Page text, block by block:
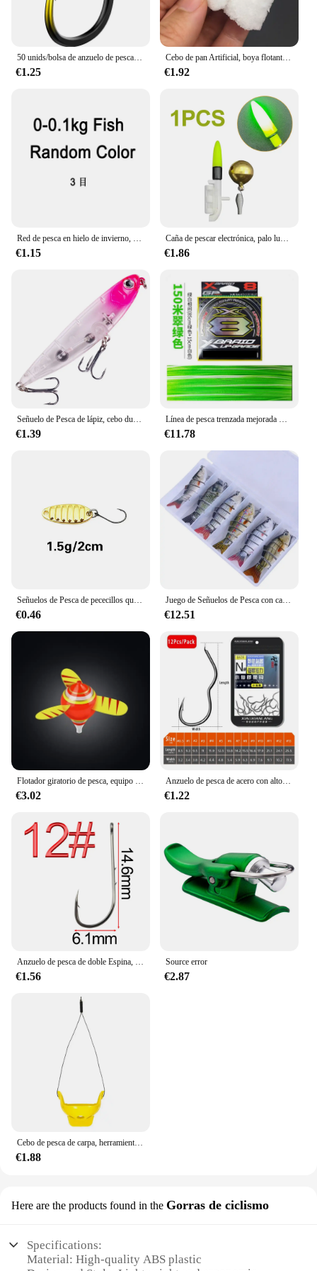
50 unids/bolsa de anzuelo de pesca de aleación de tungsteno, señuelos individuales, aparejos de pesca de carpa, anzuelos de colores con púas, accesorios de pesca
€1.25
Cebo de pan Artificial, boya flotante, señuelo de pesca de carpa, cebos de gusano, señuelos blandos de carpa, pesca gruesa, 10 Uds.
€1.92
Red de pesca en hielo de invierno, malla de trampa, Red de Cuentas luminosas, red de peces, diseño de aparejos, redes de enmalle fundidas con cordón de cobre para trampas de pesca
€1.15
Caña de pescar electrónica, palo luminoso con campana, luz LED CR425 con batería, alarma de mordida
€1.86
Señuelo de Pesca de lápiz, cebo duro de Lucio, trucha, Jerkbait, Wobbler Perch, señuelo Artificial de agua salada, 9cm, 11,6g, 1 unidad
€1.39
Línea de pesca trenzada mejorada Original YGK G-SOUL X8, línea de PE multifilamento de 8 hebras súper fuerte, 150M, 200M, Japón, 14LB, 60LB
€11.78
Señuelos de Pesca de pececillos que se hunden, cebo duro profesional, Jerkbait, Lucio, Carkbait, Wobblers, Swimbait, 52mm, 4,5g, modelo popular de Japón
€0.46
Juego de Señuelos de Pesca con caja, cebos duros articulados, Wobblers, Swimbait, Crankbait, Swim Bass, Lucio, hundimiento, 6 unidades
€12.51
Flotador giratorio de pesca, equipo de hundimiento automático de alta sensibilidad, adecuado para peces pequeños al aire libre, novedad
€3.02
Anzuelo de pesca de acero con alto contenido de carbono, anzuelo de pesca con púas afiladas, con tapa automática, accesorios de pesca de carpa, 12 unids/lote por paquete
€1.22
Anzuelo de pesca de doble Espina, anzuelo doblado, mango largo, tubo, anzuelo de pesca de mar, con anillo púa, anzuelo de boca torcida, 50 piezas
€1.56
Source error
€2.87
€1.88
Here are the products found in the Gorras de ciclismo
Specifications:
Material: High-quality ABS plastic